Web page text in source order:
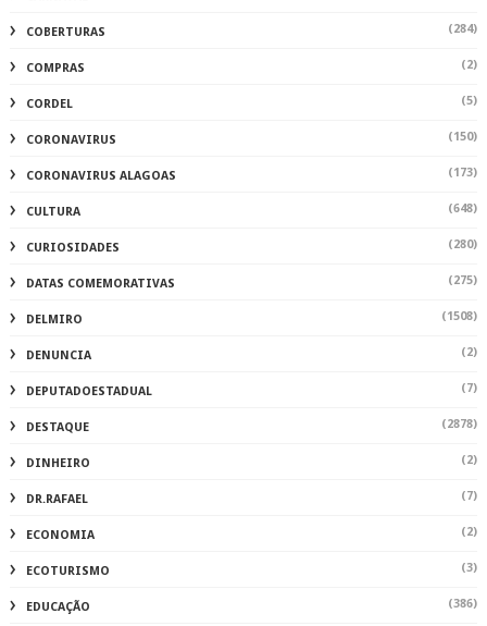
COBERTURAS (284)
COMPRAS (2)
CORDEL (5)
CORONAVIRUS (150)
CORONAVIRUS ALAGOAS (173)
CULTURA (648)
CURIOSIDADES (280)
DATAS COMEMORATIVAS (275)
DELMIRO (1508)
DENUNCIA (2)
DEPUTADOESTADUAL (7)
DESTAQUE (2878)
DINHEIRO (2)
DR.RAFAEL (7)
ECONOMIA (2)
ECOTURISMO (3)
EDUCAÇÃO (386)